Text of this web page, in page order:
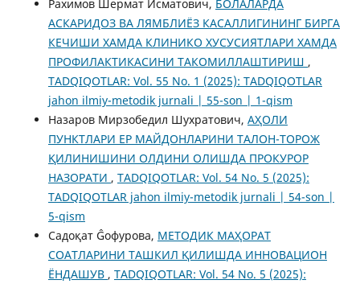
Рахимов Шермат Исматович, БОЛАЛАРДА
АСКАРИДОЗ ВА ЛЯМБЛИЁЗ КАСАЛЛИГИНИНГ БИРГА
КЕЧИШИ ХАМДА КЛИНИКО ХУСУСИЯТЛАРИ ХАМДА
ПРОФИЛАКТИКАСИНИ ТАКОМИЛЛАШТИРИШ ,
TADQIQOTLAR: Vol. 55 No. 1 (2025): TADQIQOTLAR
jahon ilmiy-metodik jurnali | 55-son | 1-qism
Назаров Мирзобедил Шухратович, АҲОЛИ
ПУНКТЛАРИ ЕР МАЙДОНЛАРИНИ ТАЛОН-ТОРОЖ
ҚИЛИНИШИНИ ОЛДИНИ ОЛИШДА ПРОКУРОР
НАЗОРАТИ , TADQIQOTLAR: Vol. 54 No. 5 (2025):
TADQIQOTLAR jahon ilmiy-metodik jurnali | 54-son |
5-qism
Садоқат Ĝофурова, МЕТОДИК МАҲОРАТ
СОАТЛАРИНИ ТАШКИЛ ҚИЛИШДА ИННОВАЦИОН
ЁНДАШУВ , TADQIQOTLAR: Vol. 54 No. 5 (2025):